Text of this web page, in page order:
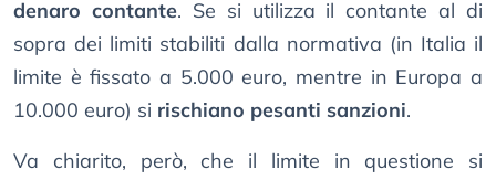
denaro contante. Se si utilizza il contante al di
sopra dei limiti stabiliti dalla normativa (in Italia il
limite è fissato a 5.000 euro, mentre in Europa a
10.000 euro) si rischiano pesanti sanzioni.
Va chiarito, però, che il limite in questione si